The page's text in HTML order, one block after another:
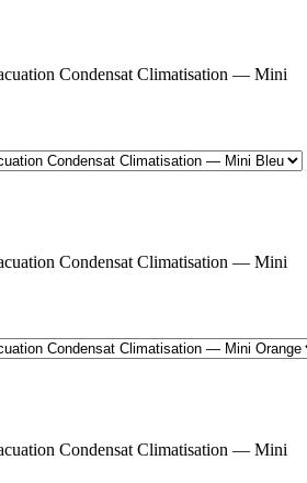
Condensat Climatisation — Mini
Condensat Climatisation — Mini
Condensat Climatisation — Mini